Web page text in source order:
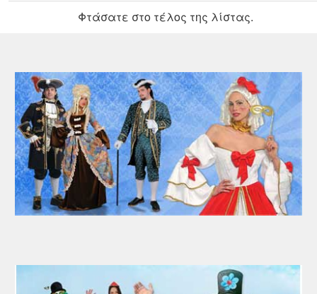
Φτάσατε στο τέλος της λίστας.